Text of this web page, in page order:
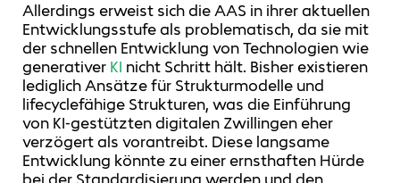
Allerdings erweist sich die AAS in ihrer aktuellen
Entwicklungsstufe als problematisch, da sie mit
der schnellen Entwicklung von Technologien wie
generativer KI nicht Schritt hält. Bisher existieren
lediglich Ansätze für Strukturmodelle und
lifecyclefähige Strukturen, was die Einführung
von KI-gestützten digitalen Zwillingen eher
verzögert als vorantreibt. Diese langsame
Entwicklung könnte zu einer ernsthaften Hürde